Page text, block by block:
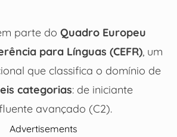
parte do Quadro Europeu
para Línguas (CEFR), um
que classifica o domínio de
categorias: de iniciante
avançado (C2).
Advertisements